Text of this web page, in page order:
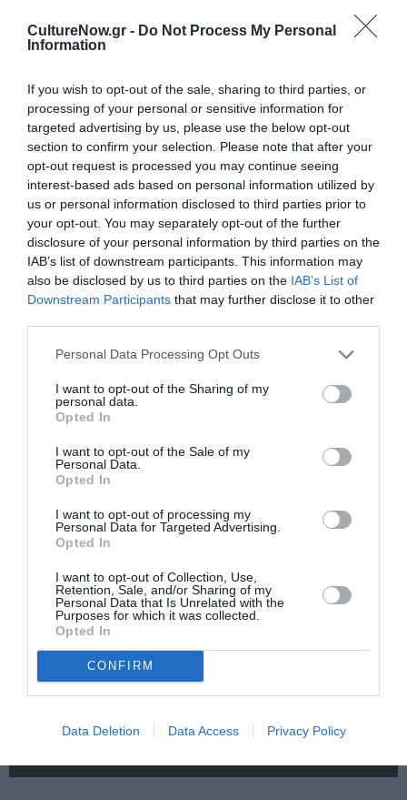
CultureNow.gr - Do Not Process My Personal
Information
If you wish to opt-out of the sale, sharing to third parties, or
processing of your personal or sensitive information for
targeted advertising by us, please use the below opt-out
section to confirm your selection. Please note that after your
opt-out request is processed you may continue seeing
interest-based ads based on personal information utilized by
us or personal information disclosed to third parties prior to
your opt-out. You may separately opt-out of the further
disclosure of your personal information by third parties on the
IAB’s list of downstream participants. This information may
also be disclosed by us to third parties on the IAB’s List of
Downstream Participants that may further disclose it to other
Personal Data Processing Opt Outs
I want to opt-out of the Sharing of my
personal data.
Opted In
I want to opt-out of the Sale of my
Personal Data.
Opted In
I want to opt-out of processing my
Personal Data for Targeted Advertising.
Opted In
I want to opt-out of Collection, Use,
Retention, Sale, and/or Sharing of my
Personal Data that Is Unrelated with the
Purposes for which it was collected.
Opted In
CONFIRM
Data Deletion Data Access Privacy Policy
Κάθε βδομάδα στο e-mail σας τα τελευταία νέα για
Ακολουθήστε το Culturenow.gr
Σχετικά Άρθρα
Cinobo: Δυνατές
σειρές και
πρεμιέρες που δεν
αλλού!
θα τιμηθεί με το
βραβείο «Καρδιά
Κινηματογράφου
Ο παραχαράκτης:
Μια ταινία δράσης
βασισμένη σε
Οι πιο
θερινές προβολές